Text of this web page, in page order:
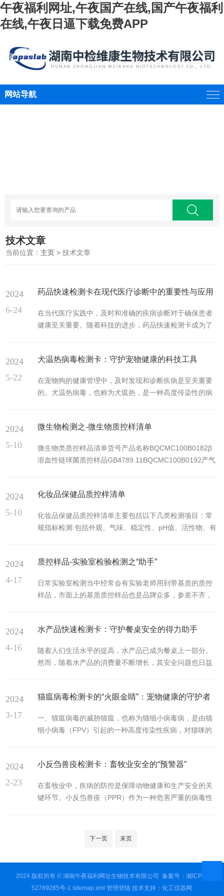
午夜福利网址,午夜国产在线,国产午夜福利
在线,午夜日逼下载免费APP
网站导航
技术文章
当前位置： 主页 > 技术文章
药品快速检测卡在现代医疗诊断中的重要性与应用
在当代医疗实践中，及时和准确的疾病诊断对于确保患者
健康至关重要。随着科技的进步，药品快速检测卡成为了
学技术，能够在短时间内提供可靠的结果，极大地提高了
原-抗体的特异性结合。这些卡片通常包含有试纸条，上面
固定了特定的抗体或抗原。当施加样品（如血液、尿液或
试纸上的相应抗体结合。这一反...
2024
6-24
犬温热病毒检测卡：守护宠物健康的科技工具
在宠物狗的健康管理中，及时发现和诊断疾病是至关重要
的。犬温热病毒，也称为犬瘟热，是一种高度传染性的病
物主人和兽医的重要工具。犬温热病毒检测卡是一种快速
是否感染了犬温热病毒。这种检测卡通常基于免疫层析技
术，通过简单的血液或唾液样本，就能在短时间内提供检
的效率，尤其是在疫情爆发或大规...
2024
5-22
微生物检测之-微生物质控样清单
微生物类质控样品清单货号产品名称BQCMC100B0182β
溶血性链球菌质控样品GB4789.11BQCMC100B0192产气
O157质控样品GB4789.36BQCMC106B0451大肠埃希氏
质控样品GB4789.38BQCMC216B0561大肠菌群质控样品
GB/T18...
2024
5-10
化妆品保健品质控样清单
化妆品保健品质控样清单主要包括以下几类检测项目：常
规指标检测:包括外观、气味、稳定性、pH值、活性物、有
生物污染测试，以及抗菌防腐效果测试。重金属检测:包括
甲醇、甲醛、二噁烷、防腐剂、氢醌、α-羟基酸、苯酚、
激素、荧光增白剂、农药残留等。特定成分检测:如祛斑/美
测苯二胺等；防...
2024
5-10
质控样品-实验室检验检测之“助手”
日常实验室检测当中经常会有实验老师用到带基质的质控
样品，市面上的基质质控样品也是品牌众多，参差不齐，
般是大批量进行制备，对于混匀粉碎的制样设备要求更高
样的单位，通常将上一轮次的能力测试样品，通过测试单
位的检测结果进行统计学分析，对剩余的质控样定值。或
行定值。理论上讲定值的实验...
2024
4-17
水产品快速检测卡：守护餐桌安全的得力助手
随着人们生活水平的提高，水产品已成为餐桌上一部分。
然而，随着水产品的消费量不断增长，其安全问题也日益
它的工作原理、应用场景以及其在保障食品安全方面的重
免疫层析技术，结合抗原抗体特异性反应，对水产品中的
有害物质进行定性或半定量检测。该技术具有灵敏度高、
果，为水产品的安全监管提供了有力...
2024
4-16
猫瘟病毒检测卡的“火眼金睛”：宠物健康的守护者
一、猫瘟病毒的威胁猫瘟，也称为猫细小病毒病，是由猫
细小病毒（FPV）引起的一种高度传染性疾病，对猫咪的
有很高的传染性和致病性，一旦感染，猫咪可能出现严重
准确地检测猫瘟病毒，对于猫咪的健康和生命安全至关重
要。二、该产品的原理与优势猫瘟病毒检测卡是一种快
2024
3-17
小反刍兽疫检测卡：畜牧业安全的“预警器”
在畜牧业中，疾病的防控是保障动物健康和生产安全的关
键环节。小反刍兽疫（PPR）作为一种危害严重的病毒性
作用。本文将介绍该产品的原理、用途及其在畜牧业中的
应，形成抗原-抗体复合物。通过检测复合物的存在与否，
可以判断样本中是否含有小反刍...
2024
2-23
下一页 末页
2024 版权所有 © 湖南午夜福利网址生物技术有限公司 备案号：湘ICP备
52769285号-1 sitemap.xml 管理登陆 技术支持：化工仪器网